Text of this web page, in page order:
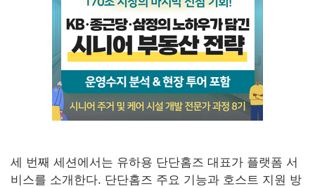
세 번째 세션에서는 유하용 단단홈즈 대표가 플랫폼 서
비스를 소개한다. 단단홈즈 주요 기능과 호스트 지원 방